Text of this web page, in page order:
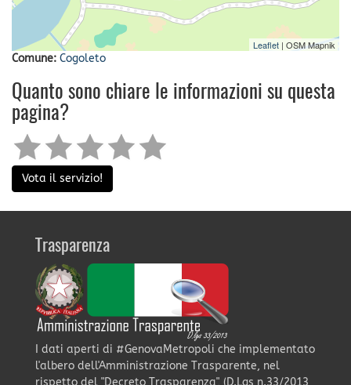
Leaflet | OSM Mapnik
Comune: Cogoleto
Quanto sono chiare le informazioni su questa
pagina?
Vota il servizio!
Trasparenza
I dati aperti di #GenovaMetropoli che implementato
l'albero dell'Amministrazione Trasparente, nel
rispetto del "Decreto Trasparenza", (D.Lgs n.33/2013